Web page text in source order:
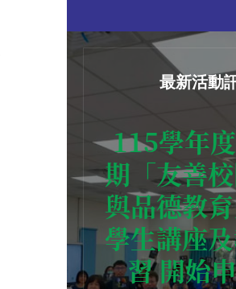
最新活動
115學年
期「友善
與品德教
學生講座
習 開始